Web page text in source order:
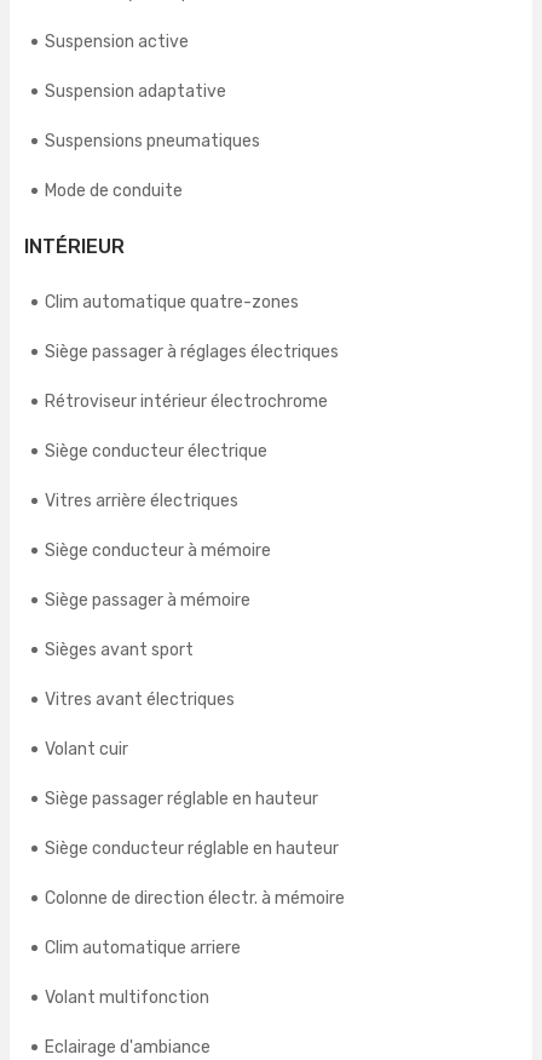
Suspension active
Suspension adaptative
Suspensions pneumatiques
Mode de conduite
INTÉRIEUR
Clim automatique quatre-zones
Siège passager à réglages électriques
Rétroviseur intérieur électrochrome
Siège conducteur électrique
Vitres arrière électriques
Siège conducteur à mémoire
Siège passager à mémoire
Sièges avant sport
Vitres avant électriques
Volant cuir
Siège passager réglable en hauteur
Siège conducteur réglable en hauteur
Colonne de direction électr. à mémoire
Clim automatique arriere
Volant multifonction
Eclairage d'ambiance